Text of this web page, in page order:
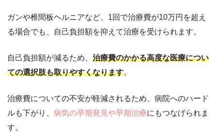
ガンや椎間板ヘルニアなど、1回で治療費が10万円を超え
る場合でも、自己負担額を抑えて治療を受けられます。
自己負担額が減るため、 治療費のかかる高度な医療につい
ての選択肢も取りやすくなります。
治療費についての不安が軽減されるため、病院へのハード
ルも下がり、 病気の早期発見や早期治療にもつなげられま
す。